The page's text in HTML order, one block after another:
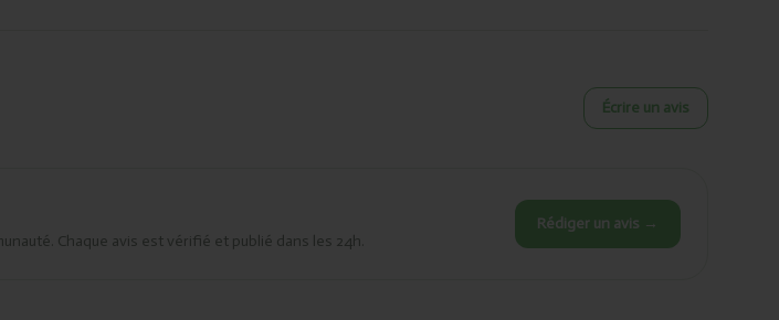
Écrire un avis
Chaque avis est vérifié et publié dans les 24h.
Rédiger un avis →